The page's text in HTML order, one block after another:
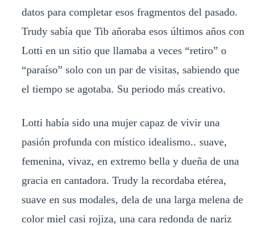
datos para completar esos fragmentos del pasado.
Trudy sabía que Tib añoraba esos últimos años con
Lotti en un sitio que llamaba a veces “retiro” o
“paraíso” solo con un par de visitas, sabiendo que
el tiempo se agotaba. Su periodo más creativo.
Lotti había sido una mujer capaz de vivir una
pasión profunda con místico idealismo.. suave,
femenina, vivaz, en extremo bella y dueña de una
gracia en cantadora. Trudy la recordaba etérea,
suave en sus modales, dela de una larga melena de
color miel casi rojiza, una cara redonda de nariz